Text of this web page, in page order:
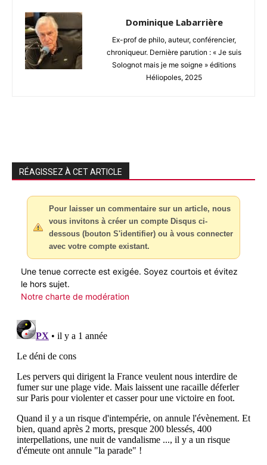
Dominique Labarrière
Ex-prof de philo, auteur, conférencier,
chroniqueur. Dernière parution : « Je suis
Solognot mais je me soigne » éditions
Héliopoles, 2025
RÉAGISSEZ À CET ARTICLE
Pour laisser un commentaire sur un article, nous
vous invitons à créer un compte Disqus ci-
dessous (bouton S'identifier) ou à vous connecter
avec votre compte existant.
Une tenue correcte est exigée. Soyez courtois et évitez
le hors sujet.
Notre charte de modération